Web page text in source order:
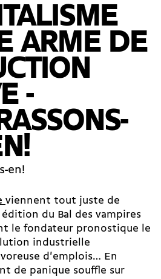
ARME DE
-
en!
viennent tout juste de
édition du Bal des vampires
le fondateur pronostique le
industrielle
d'emplois… En
de panique souffle sur